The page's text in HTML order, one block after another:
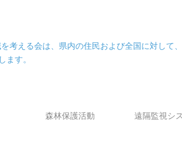
森林保護活動 遠隔監視シ